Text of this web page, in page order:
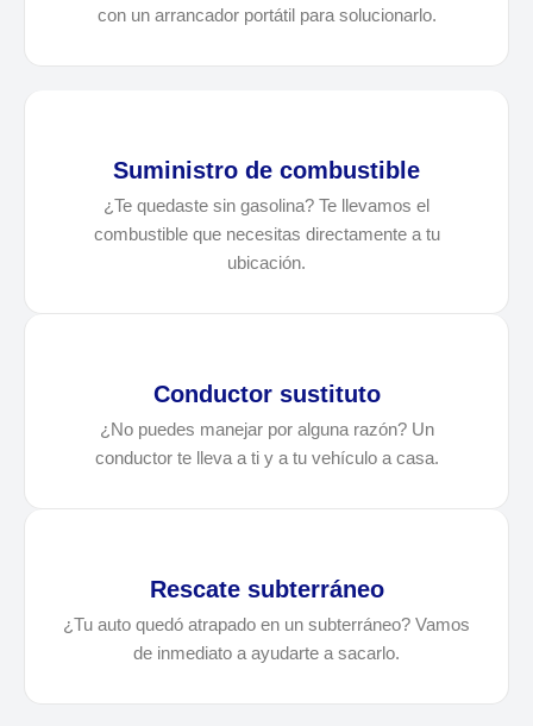
con un arrancador portátil para solucionarlo.
Suministro de combustible
¿Te quedaste sin gasolina? Te llevamos el
combustible que necesitas directamente a tu
ubicación.
Conductor sustituto
¿No puedes manejar por alguna razón? Un
conductor te lleva a ti y a tu vehículo a casa.
Rescate subterráneo
¿Tu auto quedó atrapado en un subterráneo? Vamos
de inmediato a ayudarte a sacarlo.